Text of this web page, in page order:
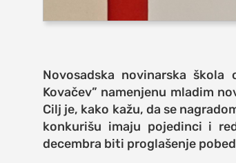
Novosadska novinarska
Kovačev” namenjenu mladim
Cilj je, kako kažu, da se
konkurišu imaju pojedinci i
decembra biti proglašenje